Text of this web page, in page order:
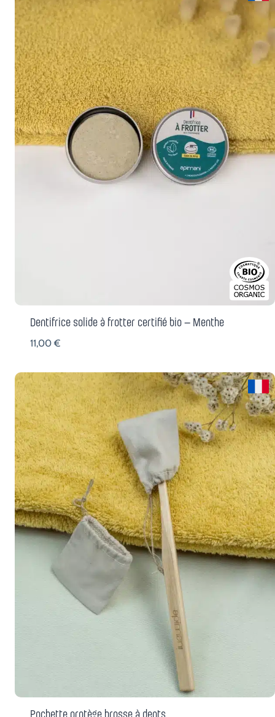
Dentifrice solide à frotter certifié bio – Menthe
11,00€